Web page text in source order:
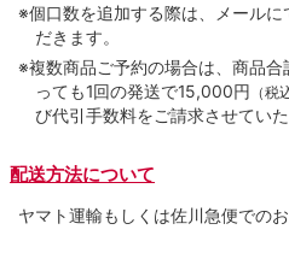
※個口数を追加する際は、メール
だきます。
※複数商品ご予約の場合は、商品
っても1回の発送で15,000円 （税
び代引手数料をご請求させていた
配送方法について
ヤマト運輸もしくは佐川急便でのお